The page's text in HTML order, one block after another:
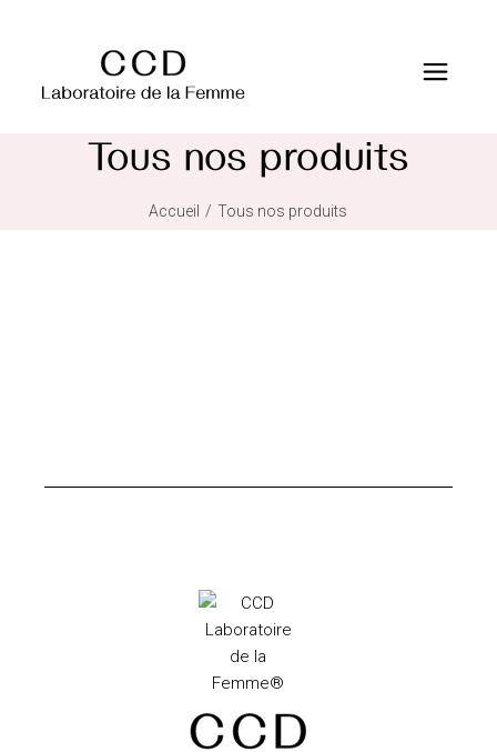
Tous nos produits
Accueil Tous nos produits